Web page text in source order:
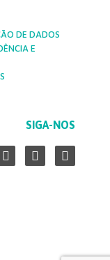
DE DADOS
E
SIGA-NOS
F
a
Y
o
I
n
m